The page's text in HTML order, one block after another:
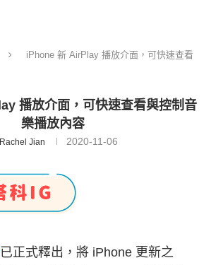
iPhone 新 AirPlay 播放介面，可快速查看
播放介面，可快速查看與控制音
樂播放內容
Rachel Jian 2020-11-06
已正式釋出，將 iPhone 更新之